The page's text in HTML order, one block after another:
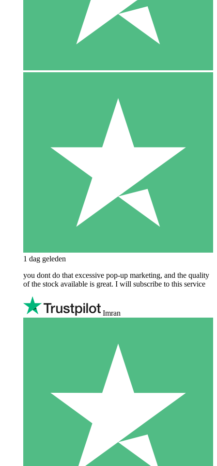
1 dag geleden
you dont do that excessive pop-up marketing, and the quality
of the stock available is great. I will subscribe to this service
Imran